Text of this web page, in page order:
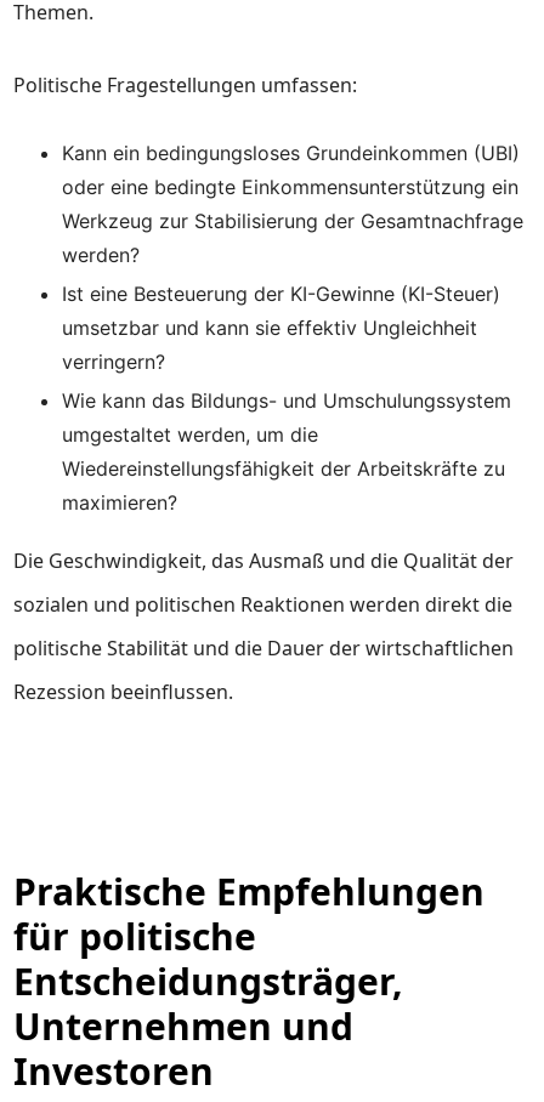
Themen.
Politische Fragestellungen umfassen:
Kann ein bedingungsloses Grundeinkommen (UBI)
oder eine bedingte Einkommensunterstützung ein
Werkzeug zur Stabilisierung der Gesamtnachfrage
werden?
Ist eine Besteuerung der KI-Gewinne (KI-Steuer)
umsetzbar und kann sie effektiv Ungleichheit
verringern?
Wie kann das Bildungs- und Umschulungssystem
umgestaltet werden, um die
Wiedereinstellungsfähigkeit der Arbeitskräfte zu
maximieren?
Die Geschwindigkeit, das Ausmaß und die Qualität der
sozialen und politischen Reaktionen werden direkt die
politische Stabilität und die Dauer der wirtschaftlichen
Rezession beeinflussen.
Praktische Empfehlungen
für politische
Entscheidungsträger,
Unternehmen und
Investoren